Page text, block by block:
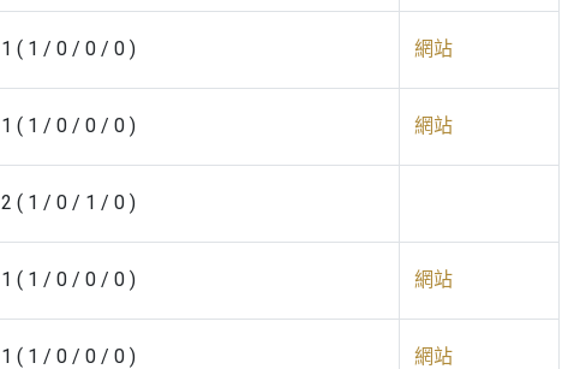
1 ( 1 / 0 / 0 / 0 ) 網站
1 ( 1 / 0 / 0 / 0 ) 網站
2 ( 1 / 0 / 1 / 0 )
1 ( 1 / 0 / 0 / 0 ) 網站
1 ( 1 / 0 / 0 / 0 ) 網站